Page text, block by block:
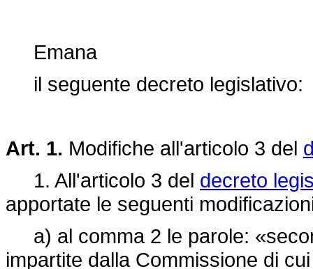
Emana
il seguente decreto legislativo:
Art. 1. Modifiche all'articolo 3 del
1. All'articolo 3 del decreto
apportate le seguenti
a) al comma 2 le parole:
impartite dalla Commissione di